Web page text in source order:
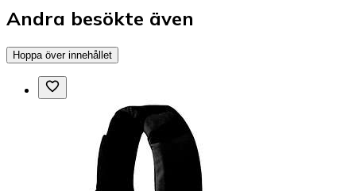
Andra besökte även
Hoppa över innehållet